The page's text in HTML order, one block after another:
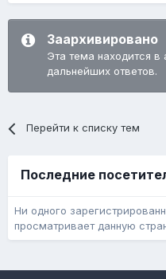
Заархивировано
Эта тема находится в
дальнейших ответов.
Перейти к списку тем
Последние
Ни одного
просматривает данную